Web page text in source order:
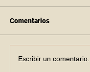
Comentarios
Escribir un comentario...